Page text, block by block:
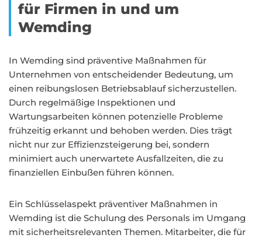
für Firmen in und um
Wemding
In Wemding sind präventive Maßnahmen für
Unternehmen von entscheidender Bedeutung, um
einen reibungslosen Betriebsablauf sicherzustellen.
Durch regelmäßige Inspektionen und
Wartungsarbeiten können potenzielle Probleme
frühzeitig erkannt und behoben werden. Dies trägt
nicht nur zur Effizienzsteigerung bei, sondern
minimiert auch unerwartete Ausfallzeiten, die zu
finanziellen Einbußen führen können.
Ein Schlüsselaspekt präventiver Maßnahmen in
Wemding ist die Schulung des Personals im Umgang
mit sicherheitsrelevanten Themen. Mitarbeiter, die für